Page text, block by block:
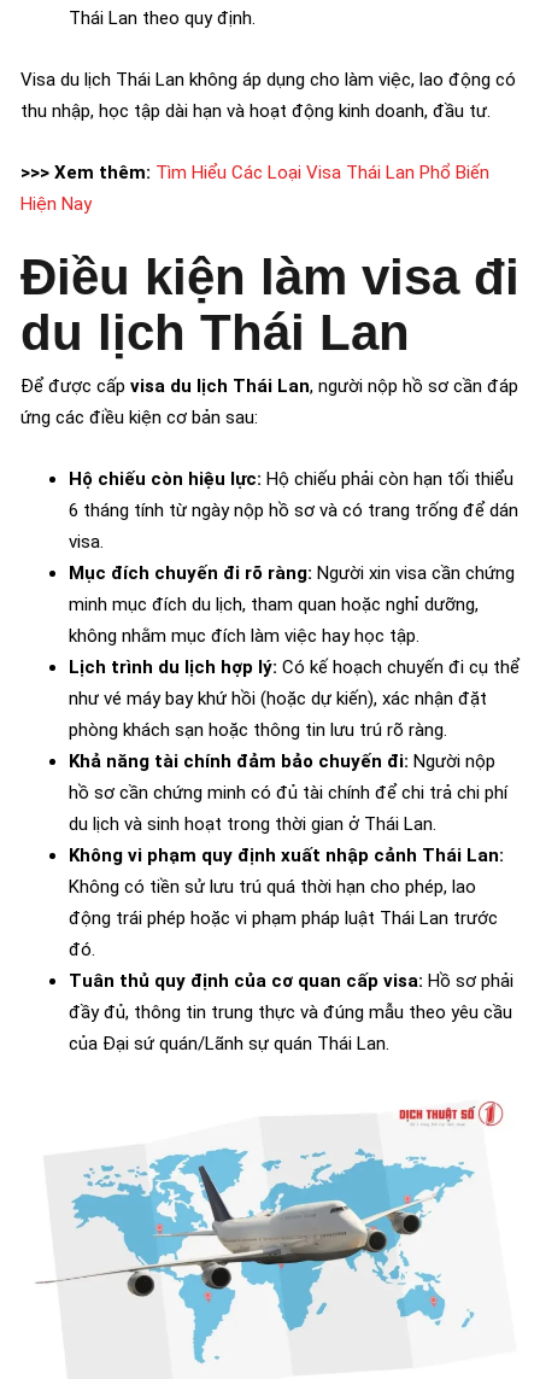
Thái Lan theo quy định.
Visa du lịch Thái Lan không áp dụng cho làm việc, lao động có
thu nhập, học tập dài hạn và hoạt động kinh doanh, đầu tư.
>>> Xem thêm: Tìm Hiểu Các Loại Visa Thái Lan Phổ Biến
Hiện Nay
Điều kiện làm visa đi
du lịch Thái Lan
Để được cấp visa du lịch Thái Lan, người nộp hồ sơ cần đáp
ứng các điều kiện cơ bản sau:
Hộ chiếu còn hiệu lực: Hộ chiếu phải còn hạn tối thiểu
6 tháng tính từ ngày nộp hồ sơ và có trang trống để dán
visa.
Mục đích chuyến đi rõ ràng: Người xin visa cần chứng
minh mục đích du lịch, tham quan hoặc nghỉ dưỡng,
không nhằm mục đích làm việc hay học tập.
Lịch trình du lịch hợp lý: Có kế hoạch chuyến đi cụ thể
như vé máy bay khứ hồi (hoặc dự kiến), xác nhận đặt
phòng khách sạn hoặc thông tin lưu trú rõ ràng.
Khả năng tài chính đảm bảo chuyến đi: Người nộp
hồ sơ cần chứng minh có đủ tài chính để chi trả chi phí
du lịch và sinh hoạt trong thời gian ở Thái Lan.
Không vi phạm quy định xuất nhập cảnh Thái Lan:
Không có tiền sử lưu trú quá thời hạn cho phép, lao
động trái phép hoặc vi phạm pháp luật Thái Lan trước
đó.
Tuân thủ quy định của cơ quan cấp visa: Hồ sơ phải
đầy đủ, thông tin trung thực và đúng mẫu theo yêu cầu
của Đại sứ quán/Lãnh sự quán Thái Lan.